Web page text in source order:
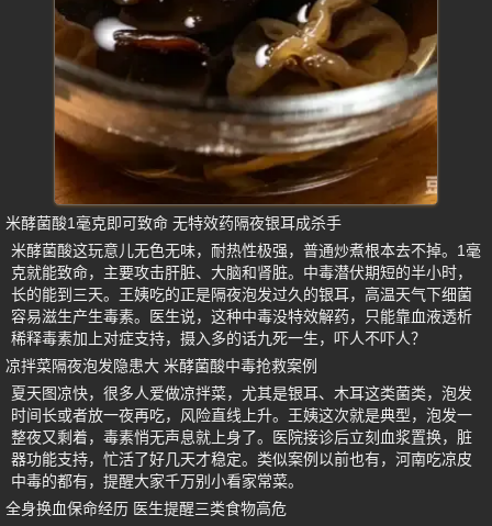
米酵菌酸1毫克即可致命 无特效药隔夜银耳成杀手
米酵菌酸这玩意儿无色无味，耐热性极强，普通炒煮根本去不掉。1毫
克就能致命，主要攻击肝脏、大脑和肾脏。中毒潜伏期短的半小时，
长的能到三天。王姨吃的正是隔夜泡发过久的银耳，高温天气下细菌
容易滋生产生毒素。医生说，这种中毒没特效解药，只能靠血液透析
稀释毒素加上对症支持，摄入多的话九死一生，吓人不吓人？
凉拌菜隔夜泡发隐患大 米酵菌酸中毒抢救案例
夏天图凉快，很多人爱做凉拌菜，尤其是银耳、木耳这类菌类，泡发
时间长或者放一夜再吃，风险直线上升。王姨这次就是典型，泡发一
整夜又剩着，毒素悄无声息就上身了。医院接诊后立刻血浆置换，脏
器功能支持，忙活了好几天才稳定。类似案例以前也有，河南吃凉皮
中毒的都有，提醒大家千万别小看家常菜。
全身换血保命经历 医生提醒三类食物高危